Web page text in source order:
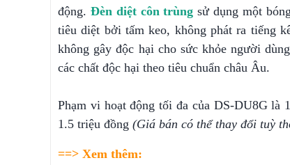
động. Đèn diệt côn trùng sử dụng một
tiêu diệt bởi tấm keo, không phát ra tiếng
không gây độc hại cho sức khỏe người
các chất độc hại theo tiêu chuẩn châu Âu.
Phạm vi hoạt động tối đa của DS-DU8G là
1.5 triệu đồng (Giá bán có thể thay đổi tuỳ
==> Xem thêm: